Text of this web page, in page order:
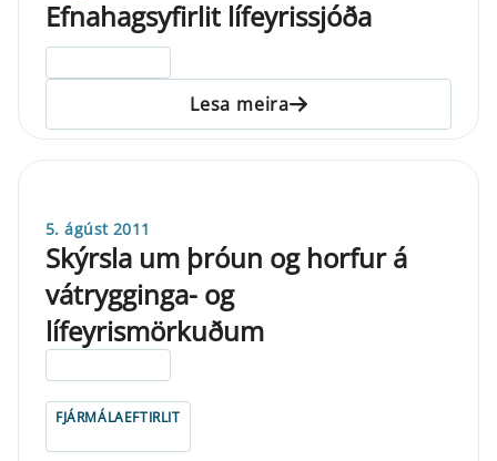
Efnahagsyfirlit lífeyrissjóða
Lesa meira
5. ágúst 2011
Skýrsla um þróun og horfur á
vátrygginga- og
lífeyrismörkuðum
FJÁRMÁLAEFTIRLIT